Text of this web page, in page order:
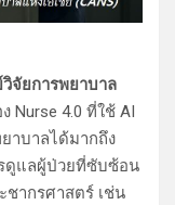
จัยการพยาบาล
Nurse 4.0 ที่ใช้ AI
าบาลได้มากถึง
ดูแลผู้ป่วยที่ซับซ้อน
ชากรศาสตร์ เช่น